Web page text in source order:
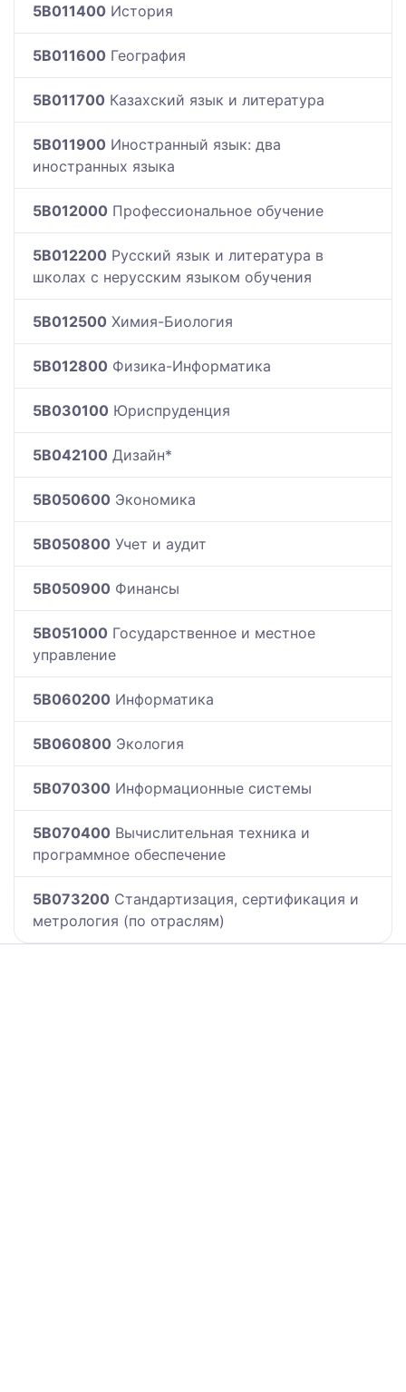
5B011400 История
5B011600 География
5B011700 Казахский язык и литература
5B011900 Иностранный язык: два
иностранных языка
5B012000 Профессиональное обучение
5B012200 Русский язык и литература в
школах с нерусским языком обучения
5B012500 Химия-Биология
5B012800 Физика-Информатика
5B030100 Юриспруденция
5B042100 Дизайн*
5B050600 Экономика
5B050800 Учет и аудит
5B050900 Финансы
5B051000 Государственное и местное
управление
5B060200 Информатика
5B060800 Экология
5B070300 Информационные системы
5B070400 Вычислительная техника и
программное обеспечение
5B073200 Стандартизация, сертификация и
метрология (по отраслям)